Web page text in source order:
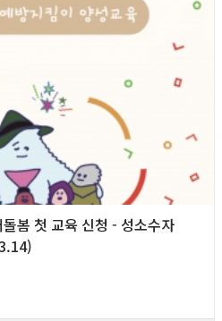
봄 첫 교육 신청 - 성소수자